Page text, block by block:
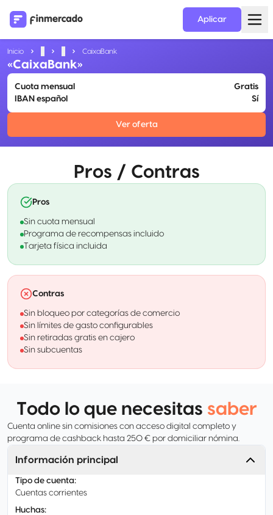
Aplicar
Inicio CaixaBank
«CaixaBank»
Cuota mensual
Gratis
IBAN español
Sí
Ver oferta
Pros / Contras
Pros
Sin cuota mensual
Programa de recompensas incluido
Tarjeta física incluida
Contras
Sin bloqueo por categorías de comercio
Sin límites de gasto configurables
Sin retiradas gratis en cajero
Sin subcuentas
Todo lo que necesitas saber
Cuenta online sin comisiones con acceso digital completo y
programa de cashback hasta 250 € por domiciliar nómina.
Información principal
Tipo de cuenta:
Cuentas corrientes
Huchas: